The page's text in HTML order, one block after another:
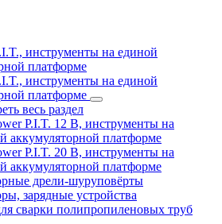
инструменты на единой
платформе
инструменты на единой
платформе
весь раздел
P.I.T. 12 В, инструменты на
аккумуляторной платформе
P.I.T. 20 В, инструменты на
аккумуляторной платформе
дрели-шуруповёрты
зарядные устройства
сварки полипропиленовых труб